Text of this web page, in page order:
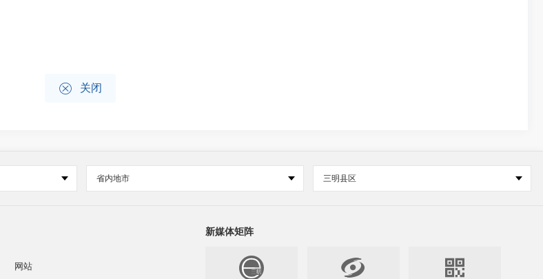
 关闭
省内地市 三明县区
网站
新媒体矩阵
 